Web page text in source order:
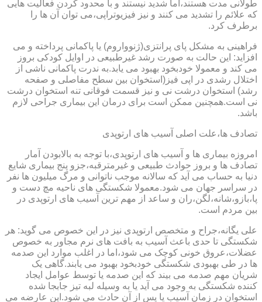
طولانی مدت هستند،اما شدید نیستند و با محدود کردن فعالیت هایی
که علائم را تشدید می کنند و نیز فیزیوتراپی،می توان آن ها را
برطرف کرد.
فراهینی به مشکل پای پرانتزی(ژنوواروم) یا پاکمانی پرداخته و می
افزاید: این حالت به صورت رشد غیرطبیعی در اوایل کودکی بروز
می کند و معمولا خودبخود بهبود می یابد.به ندرت پاکمانی ناشی از
اختلال رشدی در اپی فیز(استخوان بین سطح مفاصلی و صفحه
رشد) استخوان درشت نی و نیز قسمت فوقانی تنه استخوان درشت
نی است.همچنین ممکن است برای درمان این بیماری جراحی لازم
باشد.
تصادف ها،علت اصلی آسیب های ارتوپدی
امروزه بیماری ها و آسیب های ارتوپدی،با توجه به بالابودن آمار
تصادف ها و بروز حوادث طبیعی و غیرمترقبه،جزو پنج بیماری شایع
دنیا به حساب می آید که سالانه موجب ناتوانی و مرگ میلیون ها نفر
در سراسر جهان می شود.معمولا شکستگی های ناحیه مچ دست و
پا،بازو،شانه،لگن،ران و ساعد از مهم ترین آسیب های ارتوپدی در
بین مردم است.
علی یگانه،جراح و متخصص ارتوپدی نیز در این خصوص می گوید: هر
شکستگی تا حدی باعث آسیب به بافت های نرم مجاور به خصوص
عضلات،عروق خونی کوچک می شود،اما در اغلب موارد این صدمه
ها در طی بهبودی شکستگی خودبخود بهبود می یابند.گاهی یک
شریان مهم صدمه می بیند که این صدمه یا توسط عوامل ایجاد
کننده شکستگی به وجود می آید یا به وسیله لبه تیز جابجا شده
استخوان در زمان آسیب یا پس از آن حادث می شود.این عارضه می